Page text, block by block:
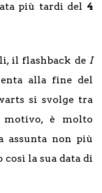
più tardi del 4
il flashback de I
alla fine del
si svolge tra
motivo, è molto
assunta non più
così la sua data di